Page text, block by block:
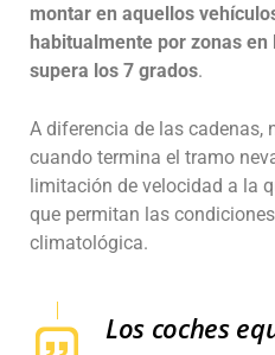
montar en aquellos
habitualmente por zonas en
supera los 7 grados.
A diferencia de las cadenas,
cuando termina el tramo
limitación de velocidad a la
que permitan las
climatológica.
Los coches